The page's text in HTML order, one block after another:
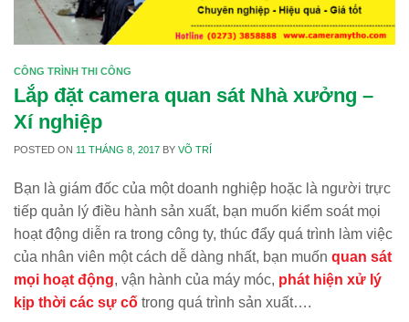
CÔNG TRÌNH THI CÔNG
Lắp đặt camera quan sát Nhà xưởng –
Xí nghiệp
POSTED ON 11 THÁNG 8, 2017 BYVÕ TRÍ
Bạn là giám đốc của một doanh nghiệp hoặc là người trực
tiếp quản lý điều hành sản xuất, bạn muốn kiểm soát mọi
hoạt động diễn ra trong công ty, thúc đẩy quá trình làm việc
của nhân viên một cách dễ dàng nhất, bạn muốn quan sát
mọi hoạt động, vận hành của máy móc, phát hiện xử lý
kịp thời các sự cố trong quá trình sản xuất….